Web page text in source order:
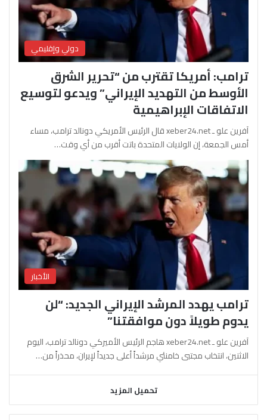
دولي وإقليمي
ترامب: أمريكا تقترب من “تحرير الشرق
الأوسط من التهديد الإيراني” ويدعو لتوسيع
الاتفاقات الإبراهيمية
آفرين علو ـ xeber24.net قال الرئيس الأمريكي دونالد ترامب، مساء
أمس الجمعة، إن الولايات المتحدة باتت أقرب من أي وقت…
الأخبار
ترامب يهدد المرشد الإيراني الجديد: “لن
يدوم طويلاً دون موافقتنا”
آفرين علو ـ xeber24.net هاجم الرئيس الأميركي دونالد ترامب، اليوم
الاثنين، انتخاب مجتبى خامنئي مرشداً أعلى جديداً لإيران، محذراً من…
تحميل المزيد